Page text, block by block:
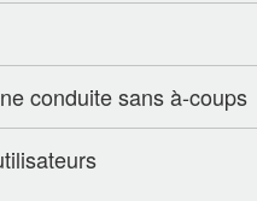
conduite sans à-coups